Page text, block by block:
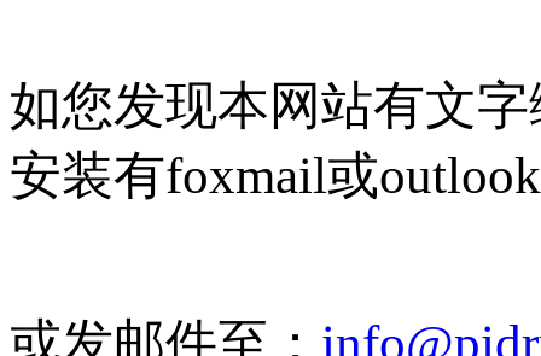
如您发现本网站有文
安装有foxmail或
或发邮件至：